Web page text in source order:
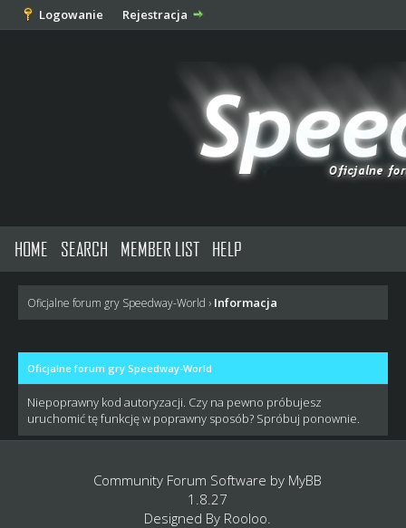
Logowanie Rejestracja
HOME SEARCH MEMBER LIST HELP
Oficjalne forum gry Speedway-World › Informacja
Oficjalne forum gry Speedway-World
Niepoprawny kod autoryzacji. Czy na pewno próbujesz
uruchomić tę funkcję w poprawny sposób? Spróbuj ponownie.
Community Forum Software by MyBB
1.8.27
Designed By Rooloo.